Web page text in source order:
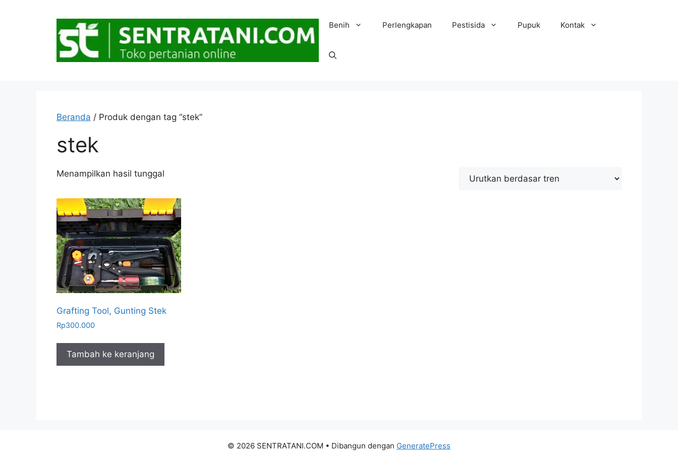
Benih Perlengkapan Pestisida Pupuk Kontak
Beranda / Produk dengan tag “stek”
stek
Menampilkan hasil tunggal
Grafting Tool, Gunting Stek
Rp300.000
Tambah ke keranjang
© 2026 SENTRATANI.COM • Dibangun dengan GeneratePress